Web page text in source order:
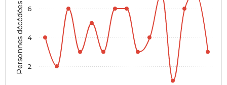
Personnes décédées 2
4
6